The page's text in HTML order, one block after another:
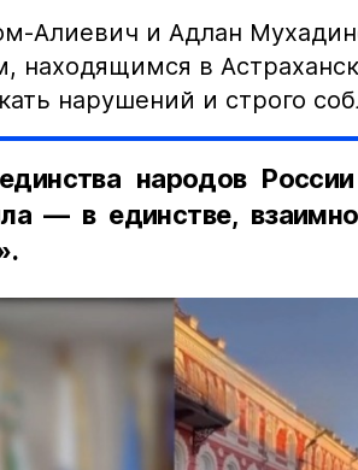
Алиевич и Адлан
находящимся в
нарушений и строго
народов
— в единстве,